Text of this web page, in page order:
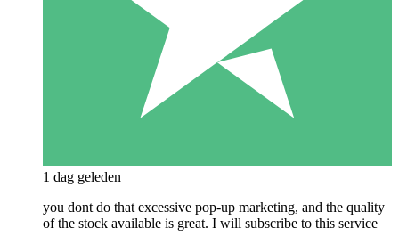
1 dag geleden
you dont do that excessive pop-up marketing, and the quality
of the stock available is great. I will subscribe to this service